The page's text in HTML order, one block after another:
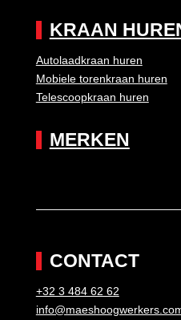
KRAAN
Autolaadkraan huren
Mobiele torenkraan huren
Telescoopkraan huren
MERKEN
CONTACT
+32 3 484 62 62